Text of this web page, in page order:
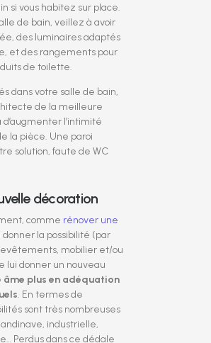
si vous habitez sur place.
de bain, veillez à avoir
des luminaires adaptés
et des rangements pour
de toilette.
dans votre salle de bain,
de la meilleure
l’intimité
la pièce. Une paroi
solution, faute de WC
décoration
comme rénover une
donner la possibilité (par
mobilier et/ou
lui donner un nouveau
âme plus en adéquation
. En termes de
sont très nombreuses
industrielle,
Perdus dans ce dédale